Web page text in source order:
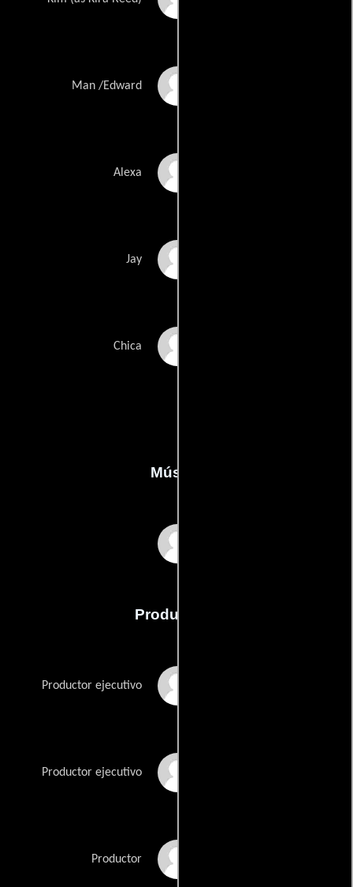
Man /Edward
Alexa
Jay
Chica
Música
Producción
Productor ejecutivo
Productor ejecutivo
Productor